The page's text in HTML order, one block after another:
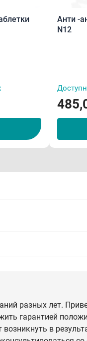
Анти -
N12
разных лет.
гарантией
в